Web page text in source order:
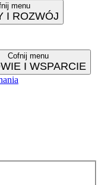
menu
I ROZWÓJ
Cofnij menu
I WSPARCIE